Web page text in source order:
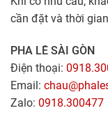
cần đặt và thời
PHA LÊ SÀI GÒN
Điện thoại:
Email:
Zalo: 0918.300477